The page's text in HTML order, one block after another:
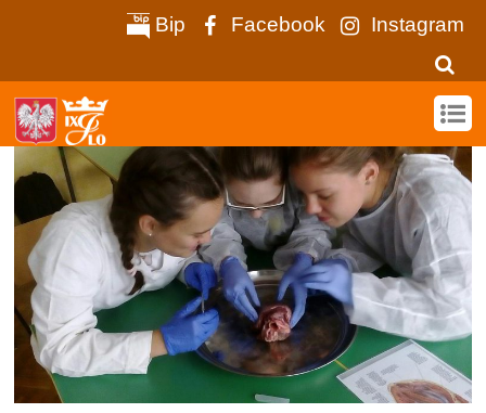
Bip Facebook Instagram